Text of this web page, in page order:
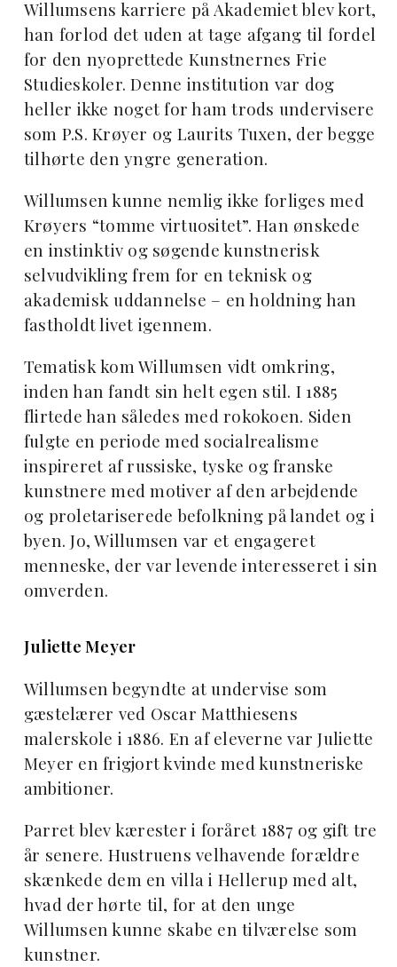
Willumsens karriere på Akademiet blev kort,
han forlod det uden at tage afgang til fordel
for den nyoprettede Kunstnernes Frie
Studieskoler. Denne institution var dog
heller ikke noget for ham trods undervisere
som P.S. Krøyer og Laurits Tuxen, der begge
tilhørte den yngre generation.
Willumsen kunne nemlig ikke forliges med
Krøyers “tomme virtuositet”. Han ønskede
en instinktiv og søgende kunstnerisk
selvudvikling frem for en teknisk og
akademisk uddannelse – en holdning han
fastholdt livet igennem.
Tematisk kom Willumsen vidt omkring,
inden han fandt sin helt egen stil. I 1885
flirtede han således med rokokoen. Siden
fulgte en periode med socialrealisme
inspireret af russiske, tyske og franske
kunstnere med motiver af den arbejdende
og proletariserede befolkning på landet og i
byen. Jo, Willumsen var et engageret
menneske, der var levende interesseret i sin
omverden.
Juliette Meyer
Willumsen begyndte at undervise som
gæstelærer ved Oscar Matthiesens
malerskole i 1886. En af eleverne var Juliette
Meyer en frigjort kvinde med kunstneriske
ambitioner.
Parret blev kærester i foråret 1887 og gift tre
år senere. Hustruens velhavende forældre
skænkede dem en villa i Hellerup med alt,
hvad der hørte til, for at den unge
Willumsen kunne skabe en tilværelse som
kunstner.